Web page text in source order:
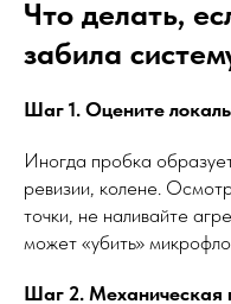
Что делать,
забила
Шаг 1. Оцените
Иногда пробка
ревизии, колене.
точки, не наливайте
может «убить»
Шаг 2. Механическая